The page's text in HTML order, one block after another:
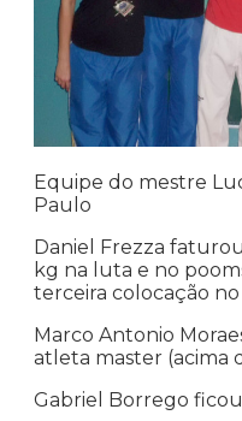
Equipe do mestre
Paulo
Daniel Frezza
kg na luta e no
terceira colocação
Marco Antonio
atleta master (acima
Gabriel Borrego